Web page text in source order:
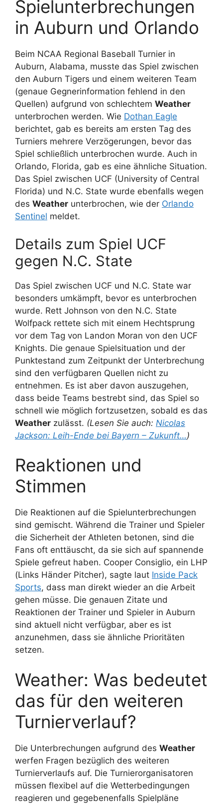
Spielunterbrechungen
in Auburn und Orlando
Beim NCAA Regional Baseball Turnier in
Auburn, Alabama, musste das Spiel zwischen
den Auburn Tigers und einem weiteren Team
(genaue Gegnerinformation fehlend in den
Quellen) aufgrund von schlechtem Weather
unterbrochen werden. Wie Dothan Eagle
berichtet, gab es bereits am ersten Tag des
Turniers mehrere Verzögerungen, bevor das
Spiel schließlich unterbrochen wurde. Auch in
Orlando, Florida, gab es eine ähnliche Situation.
Das Spiel zwischen UCF (University of Central
Florida) und N.C. State wurde ebenfalls wegen
des Weather unterbrochen, wie der Orlando
Sentinel meldet.
Details zum Spiel UCF
gegen N.C. State
Das Spiel zwischen UCF und N.C. State war
besonders umkämpft, bevor es unterbrochen
wurde. Rett Johnson von den N.C. State
Wolfpack rettete sich mit einem Hechtsprung
vor dem Tag von Landon Moran von den UCF
Knights. Die genaue Spielsituation und der
Punktestand zum Zeitpunkt der Unterbrechung
sind den verfügbaren Quellen nicht zu
entnehmen. Es ist aber davon auszugehen,
dass beide Teams bestrebt sind, das Spiel so
schnell wie möglich fortzusetzen, sobald es das
Weather zulässt. (Lesen Sie auch: Nicolas
Jackson: Leih-Ende bei Bayern – Zukunft…)
Reaktionen und
Stimmen
Die Reaktionen auf die Spielunterbrechungen
sind gemischt. Während die Trainer und Spieler
die Sicherheit der Athleten betonen, sind die
Fans oft enttäuscht, da sie sich auf spannende
Spiele gefreut haben. Cooper Consiglio, ein LHP
(Links Händer Pitcher), sagte laut Inside Pack
Sports, dass man direkt wieder an die Arbeit
gehen müsse. Die genauen Zitate und
Reaktionen der Trainer und Spieler in Auburn
sind aktuell nicht verfügbar, aber es ist
anzunehmen, dass sie ähnliche Prioritäten
setzen.
Weather: Was bedeutet
das für den weiteren
Turnierverlauf?
Die Unterbrechungen aufgrund des Weather
werfen Fragen bezüglich des weiteren
Turnierverlaufs auf. Die Turnierorganisatoren
müssen flexibel auf die Wetterbedingungen
reagieren und gegebenenfalls Spielpläne